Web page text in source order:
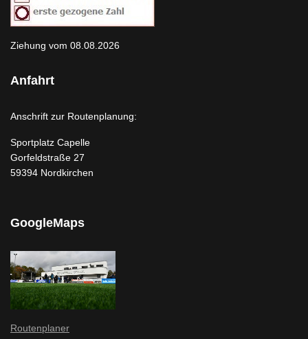
Ziehung vom 08.08.2026
Anfahrt
Anschrift zur Routenplanung:
Sportplatz Capelle
Gorfeldstraße 27
59394 Nordkirchen
GoogleMaps
Routenplaner